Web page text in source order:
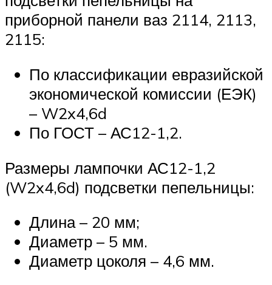
приборной панели ваз 2114, 2113,
2115:
По классификации евразийской
экономической комиссии (ЕЭК)
– W2x4,6d
По ГОСТ – АС12-1,2.
Размеры лампочки АС12-1,2
(W2x4,6d) подсветки пепельницы:
Длина – 20 мм;
Диаметр – 5 мм.
Диаметр цоколя – 4,6 мм.